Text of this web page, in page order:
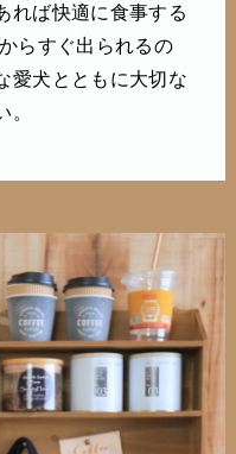
れば快適に食事する
らすぐ出られるの
愛犬とともに大切な
。